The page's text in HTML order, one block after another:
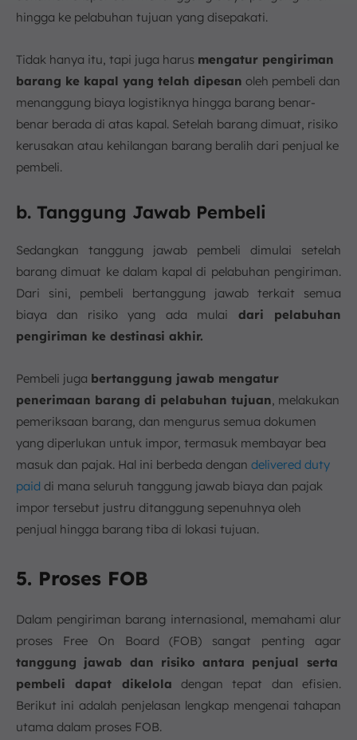
hingga ke pelabuhan tujuan yang disepakati.
Tidak hanya itu, tapi juga harus mengatur pengiriman
barang ke kapal yang telah dipesan oleh pembeli dan
menanggung biaya logistiknya hingga barang benar-
benar berada di atas kapal. Setelah barang dimuat, risiko
kerusakan atau kehilangan barang beralih dari penjual ke
pembeli.
b. Tanggung Jawab Pembeli
Sedangkan tanggung jawab pembeli dimulai setelah
barang dimuat ke dalam kapal di pelabuhan pengiriman.
Dari sini, pembeli bertanggung jawab terkait semua
biaya dan risiko yang ada mulai dari pelabuhan
pengiriman ke destinasi akhir.
Pembeli juga bertanggung jawab mengatur
penerimaan barang di pelabuhan tujuan , melakukan
pemeriksaan barang, dan mengurus semua dokumen
yang diperlukan untuk impor, termasuk membayar bea
masuk dan pajak. Hal ini berbeda dengan delivered duty
paid di mana seluruh tanggung jawab biaya dan pajak
impor tersebut justru ditanggung sepenuhnya oleh
penjual hingga barang tiba di lokasi tujuan.
5. Proses FOB
Dalam pengiriman barang internasional, memahami alur
proses Free On Board (FOB) sangat penting agar
tanggung jawab dan risiko antara penjual serta
pembeli dapat dikelola dengan tepat dan efisien.
Berikut ini adalah penjelasan lengkap mengenai tahapan
utama dalam proses FOB.